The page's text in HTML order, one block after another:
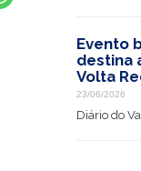
Evento
destina
Volta
23/06/2026
Diário do